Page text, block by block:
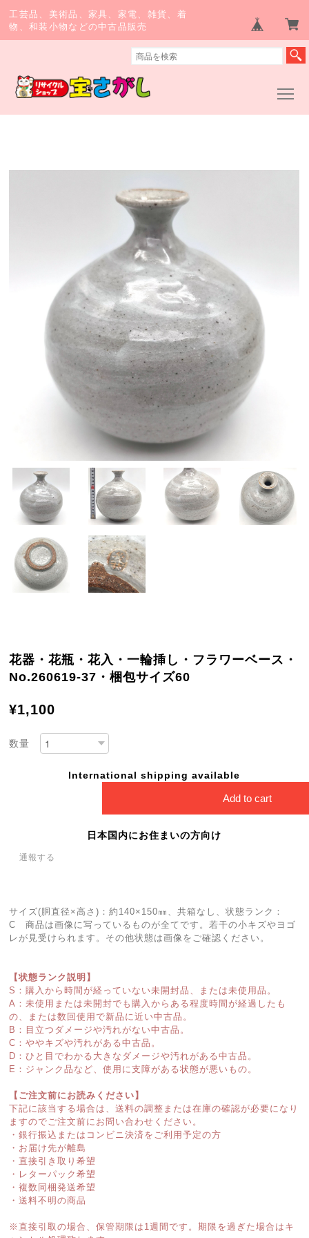
工芸品、美術品、家具、家電、雑貨、着
物、和装小物などの中古品販売
花器・花瓶・花入・一輪挿し・フラワーベース・
No.260619-37・梱包サイズ60
¥1,100
数量
International shipping available
Add to cart
日本国内にお住まいの方向け
通報する
サイズ(胴直径×高さ)：約140×150㎜、共箱なし、状態ランク：
C 商品は画像に写っているものが全てです。若干の小キズやヨゴ
レが見受けられます。その他状態は画像をご確認ください。
【状態ランク説明】
S：購入から時間が経っていない未開封品、または未使用品。
A：未使用または未開封でも購入からある程度時間が経過したも
の、または数回使用で新品に近い中古品。
B：目立つダメージや汚れがない中古品。
C：ややキズや汚れがある中古品。
D：ひと目でわかる大きなダメージや汚れがある中古品。
E：ジャンク品など、使用に支障がある状態が悪いもの。
【ご注文前にお読みください】
下記に該当する場合は、送料の調整または在庫の確認が必要になり
ますのでご注文前にお問い合わせください。
・銀行振込またはコンビニ決済をご利用予定の方
・お届け先が離島
・直接引き取り希望
・レターパック希望
・複数同梱発送希望
・送料不明の商品
※直接引取の場合、保管期限は1週間です。期限を過ぎた場合はキ